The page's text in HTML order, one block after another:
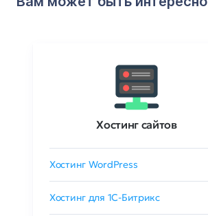
Хостинг сайтов
Хостинг WordPress
Хостинг для 1C-Битрикс